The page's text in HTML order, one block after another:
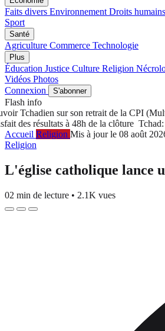
Faits divers Environnement Droits humains
Sport
Santé
Agriculture Commerce Technologie
Plus
Éducation Justice Culture Religion
Vidéos Photos
Connexion
S'abonner
Flash info
sur son retrait de la CPI
résultats à 48h de la clôtureTchad: LA
Accueil Religion Mis à jour le 08 août
Religion
L'église catholique lance
02 min de lecture • 2.1K vues